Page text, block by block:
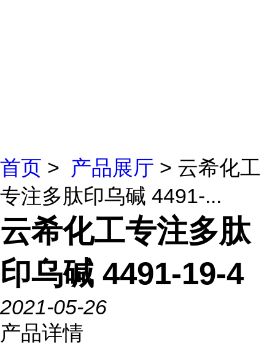
首页 > 产品展厅 > 云希化工
专注多肽印乌碱 4491-...
云希化工专注多肽
印乌碱 4491-19-4
2021-05-26
产品详情